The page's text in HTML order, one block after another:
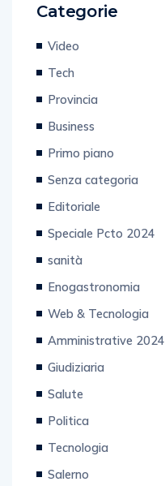
Categorie
Video
Tech
Provincia
Business
Primo piano
Senza categoria
Editoriale
Speciale Pcto 2024
sanità
Enogastronomia
Web & Tecnologia
Amministrative 2024
Giudiziaria
Salute
Politica
Tecnologia
Salerno